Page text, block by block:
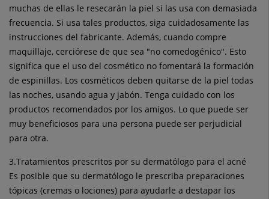
muchas de ellas le resecarán la piel si las usa con demasiada
frecuencia. Si usa tales productos, siga cuidadosamente las
instrucciones del fabricante. Además, cuando compre
maquillaje, cerciórese de que sea "no comedogénico". Esto
significa que el uso del cosmético no fomentará la formación
de espinillas. Los cosméticos deben quitarse de la piel todas
las noches, usando agua y jabón. Tenga cuidado con los
productos recomendados por los amigos. Lo que puede ser
muy beneficiosos para una persona puede ser perjudicial
para otra.
3.Tratamientos prescritos por su dermatólogo para el acné
Es posible que su dermatólogo le prescriba preparaciones
tópicas (cremas o lociones) para ayudarle a destapar los